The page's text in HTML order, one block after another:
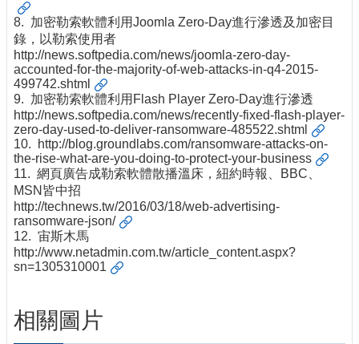
8. 加密勒索軟體利用Joomla Zero-Day進行滲透及加密目
錄，以勒索使用者
http://news.softpedia.com/news/joomla-zero-day-
accounted-for-the-majority-of-web-attacks-in-q4-2015-
499742.shtml
9. 加密勒索軟體利用Flash Player Zero-Day進行滲透
http://news.softpedia.com/news/recently-fixed-flash-player-
zero-day-used-to-deliver-ransomware-485522.shtml
10.
http://blog.groundlabs.com/ransomware-attacks-on-
the-rise-what-are-you-doing-to-protect-your-business
11. 網頁廣告成勒索軟體散播溫床，紐約時報、BBC、
MSN皆中招
http://technews.tw/2016/03/18/web-advertising-
ransomware-json/
12. 宙斯木馬
http://www.netadmin.com.tw/article_content.aspx?
sn=1305310001
相關圖片